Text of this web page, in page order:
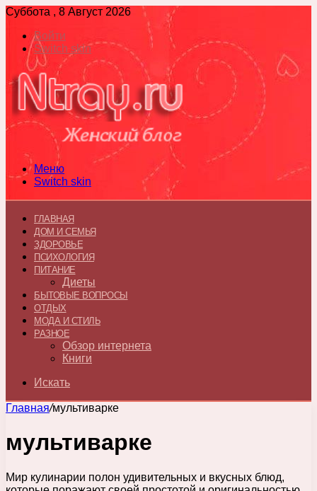
Суббота , 8 Август 2026
Войти
Switch skin
Меню
Switch skin
ГЛАВНАЯ
ДОМ И СЕМЬЯ
ЗДОРОВЬЕ
ПСИХОЛОГИЯ
ПИТАНИЕ
Диеты
БЫТОВЫЕ ВОПРОСЫ
ОТДЫХ
МОДА И СТИЛЬ
РАЗНОЕ
Обзор интернета
Книги
Искать
Главная/мультиварке
мультиварке
Мир кулинарии полон удивительных и вкусных блюд,